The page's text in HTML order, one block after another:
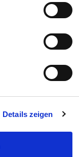
Details zeigen